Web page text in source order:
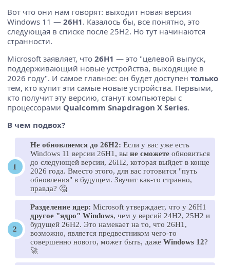
Вот что они нам говорят: выходит новая версия
Windows 11 — 26H1. Казалось бы, все понятно, это
следующая в списке после 25H2. Но тут начинаются
странности.
Microsoft заявляет, что 26H1 — это "целевой выпуск,
поддерживающий новые устройства, выходящие в
2026 году". И самое главное: он будет доступен только
тем, кто купит эти самые новые устройства. Первыми,
кто получит эту версию, станут компьютеры с
процессорами Qualcomm Snapdragon X Series.
В чем подвох?
Не обновляемся до 26H2: Если у вас уже есть
Windows 11 версии 26H1, вы не сможете обновиться
до следующей версии, 26H2, которая выйдет в конце
2026 года. Вместо этого, для вас готовится "путь
обновления" в будущем. Звучит как-то странно,
правда? 🤔
Разделение ядер: Microsoft утверждает, что у 26H1
другое "ядро" Windows, чем у версий 24H2, 25H2 и
будущей 26H2. Это намекает на то, что 26H1,
возможно, является предвестником чего-то
совершенно нового, может быть, даже Windows 12?
🚀